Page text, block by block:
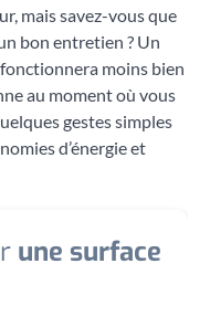
mais savez-vous que
bon entretien ? Un
moins bien
au moment où vous
gestes simples
d’énergie et
une surface